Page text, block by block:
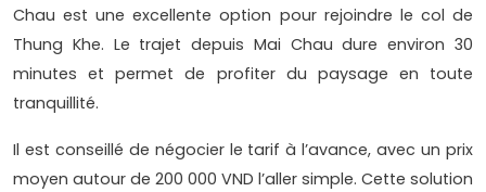
Chau est une excellente option pour rejoindre le col de
Thung Khe. Le trajet depuis Mai Chau dure environ 30
minutes et permet de profiter du paysage en toute
tranquillité.
Il est conseillé de négocier le tarif à l’avance, avec un prix
moyen autour de 200 000 VND l’aller simple. Cette solution